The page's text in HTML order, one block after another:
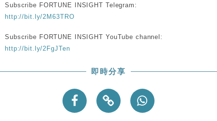
17:40
財經｜本港6月零售額連升14個月 珠寶鐘錶銷售升勢
最強
50%
Subscribe FORTUNE INSIGHT Telegram:
http://bit.ly/2M63TRO
Subscribe FORTUNE INSIGHT YouTube channel:
http://bit.ly/2FgJTen
即時分享